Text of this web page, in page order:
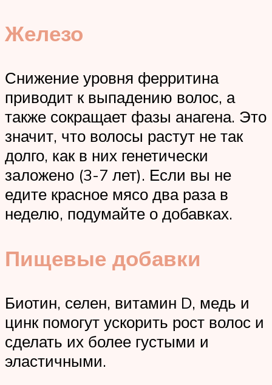
Железо
Снижение уровня ферритина
приводит к выпадению волос, а
также сокращает фазы анагена. Это
значит, что волосы растут не так
долго, как в них генетически
заложено (3-7 лет). Если вы не
едите красное мясо два раза в
неделю, подумайте о добавках.
Пищевые добавки
Биотин, селен, витамин D, медь и
цинк помогут ускорить рост волос и
сделать их более густыми и
эластичными.